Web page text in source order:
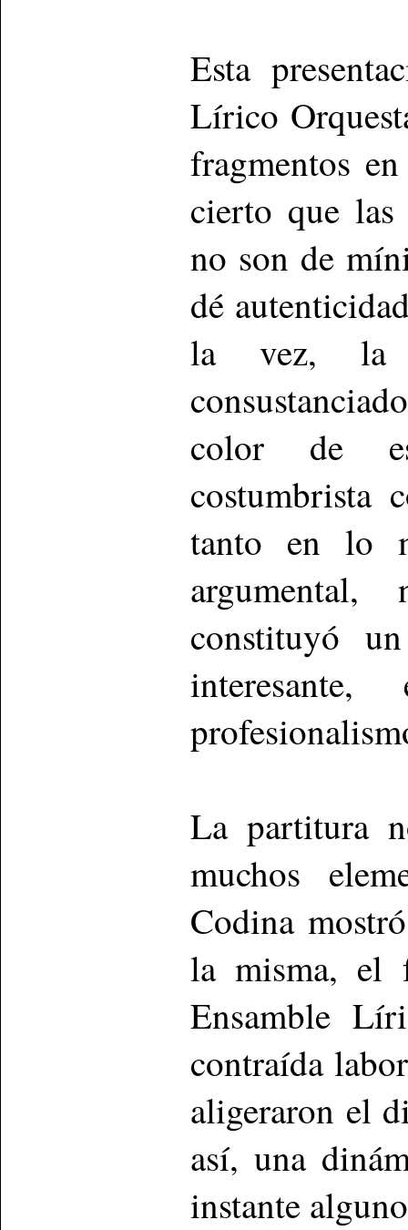
Esta
Lírico
fragmentos
cierto que las
no son de
dé
la vez, la
color de
costumbrista
tanto en lo
constituyó
La partitura
muchos
Codina
la misma, el
Ensamble
contraída
aligeraron el
así, una
instante